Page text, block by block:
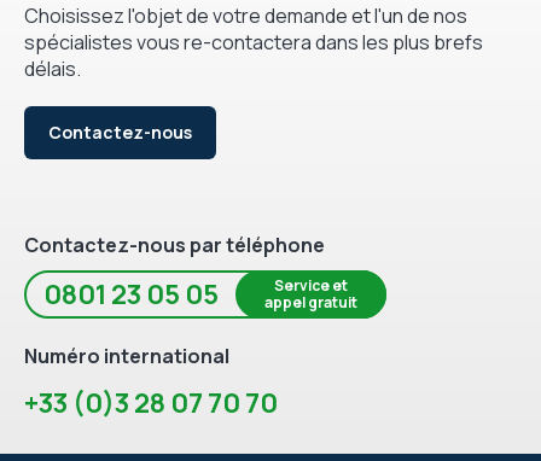
Choisissez l'objet de votre demande et l'un de nos
spécialistes vous re-contactera dans les plus brefs
délais.
Contactez-nous
Contactez-nous par téléphone
0801 23 05 05
Service et
appel gratuit
Numéro international
+33 (0)3 28 07 70 70